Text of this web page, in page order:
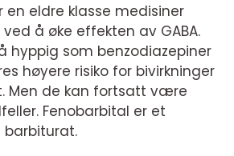
en eldre klasse medisiner
å øke effekten av GABA.
hyppig som benzodiazepiner
høyere risiko for bivirkninger
Men de kan fortsatt være
Fenobarbital er et
barbiturat.